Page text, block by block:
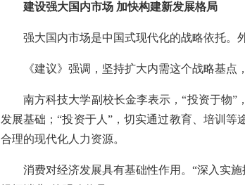
建设强大国内市场 加快构建新发展格局
强大国内市场是中国式现代化的战略依托。
《建议》强调，坚持扩大内需这个战略基点
南方科技大学副校长金李表示，“投资于物
发展基础；“投资于人”，切实通过教育、培训
合理的现代化人力资源。
消费对经济发展具有基础性作用。“深入实